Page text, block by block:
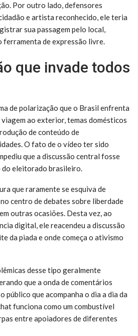
Por outro lado, defensores
e artista reconhecido, ele teria
sua passagem pelo local,
ferramenta de expressão livre.
que invade todos
de polarização que o Brasil enfrenta
viagem ao exterior, temas domésticos
de conteúdo de
O fato de o vídeo ter sido
que a discussão central fosse
eleitorado brasileiro.
que raramente se esquiva de
centro de debates sobre liberdade
outras ocasiões. Desta vez, ao
digital, ele reacendeu a discussão
da piada e onde começa o ativismo
desse tipo geralmente
que a onda de comentários
público que acompanha o dia a dia da
funciona como um combustível
entre apoiadores de diferentes